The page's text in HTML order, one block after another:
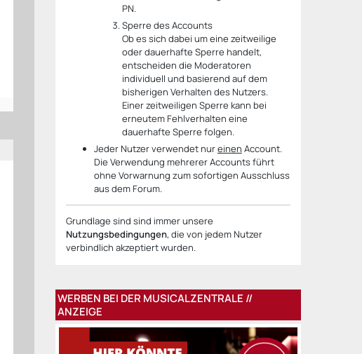
PN.
Sperre des Accounts
Ob es sich dabei um eine zeitweilige
oder dauerhafte Sperre handelt,
entscheiden die Moderatoren
individuell und basierend auf dem
bisherigen Verhalten des Nutzers.
Einer zeitweiligen Sperre kann bei
erneutem Fehlverhalten eine
dauerhafte Sperre folgen.
Jeder Nutzer verwendet nureinen Account.
Die Verwendung mehrerer Accounts führt
ohne Vorwarnung zum sofortigen Ausschluss
aus dem Forum.
Grundlage sind sind immer unsere
Nutzungsbedingungen, die von jedem Nutzer
verbindlich akzeptiert wurden.
WERBEN BEI DER MUSICALZENTRALE //
ANZEIGE